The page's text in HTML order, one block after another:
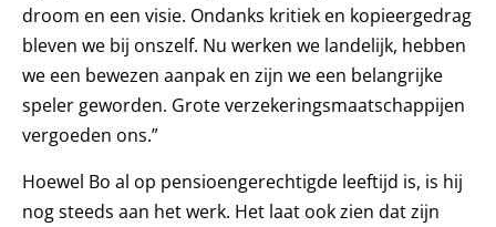
droom en een visie. Ondanks kritiek en kopieergedrag
bleven we bij onszelf. Nu werken we landelijk, hebben
we een bewezen aanpak en zijn we een belangrijke
speler geworden. Grote verzekeringsmaatschappijen
vergoeden ons.”
Hoewel Bo al op pensioengerechtigde leeftijd is, is hij
nog steeds aan het werk. Het laat ook zien dat zijn